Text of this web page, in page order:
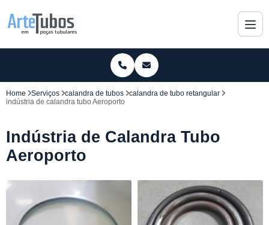
Home Serviços calandra de tubos
calandra de tubo retangular
indústria de calandra tubo Aeroporto
Indústria de Calandra Tubo
Aeroporto